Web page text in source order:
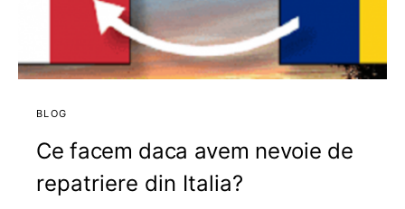
BLOG
Ce facem daca avem nevoie de
repatriere din Italia?